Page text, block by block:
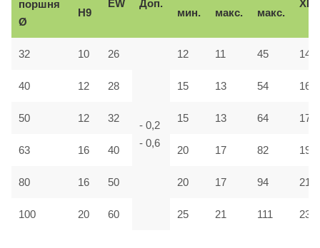
поршня
Ø
H9
EW Доп.
мин.
макс.
макс.
XD
32 10 26
- 0,2
- 0,6
12 11 45 142
40 12 28 15 13 54 160
50 12 32 15 13 64 170
63 16 40 20 17 82 190
80 16 50 20 17 94 210
100 20 60 25 21 111 230